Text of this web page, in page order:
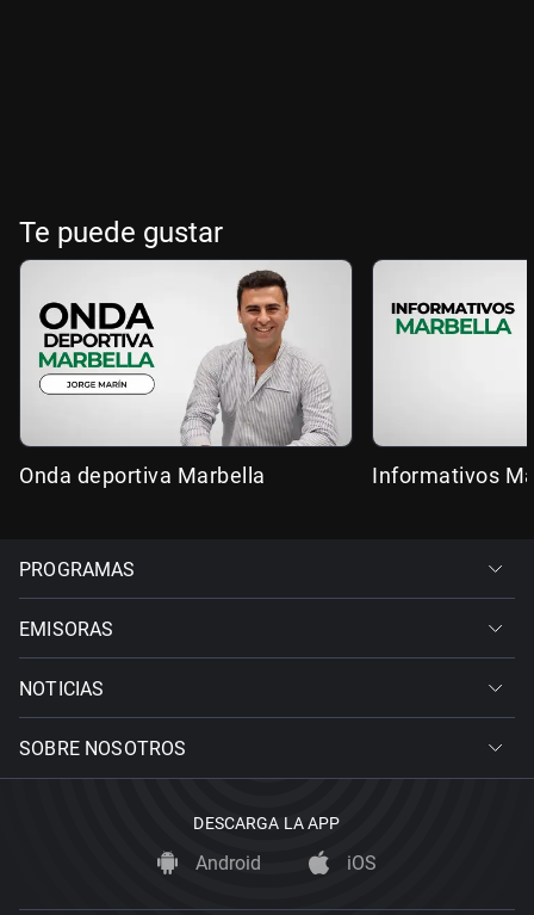
Te puede gustar
Onda deportiva Marbella Informativos
PROGRAMAS
EMISORAS
NOTICIAS
SOBRE NOSOTROS
DESCARGA LA APP
Android iOS